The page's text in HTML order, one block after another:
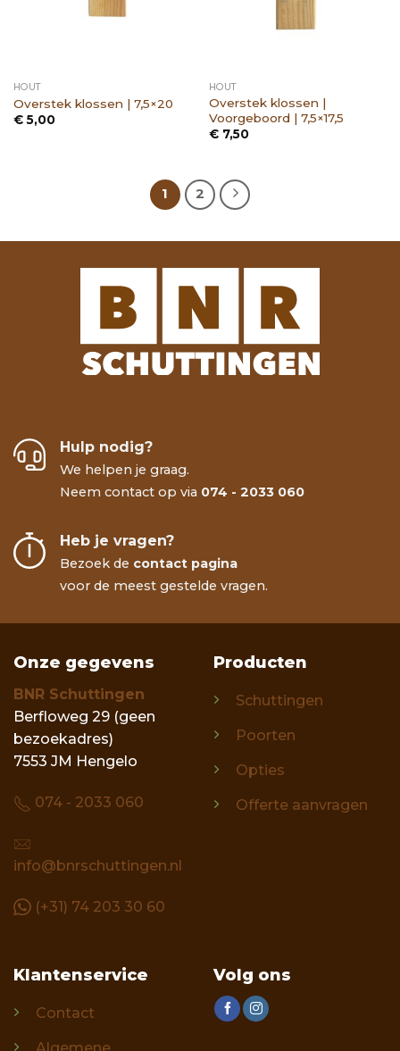
HOUT
Overstek klossen | 7,5×20
€5,00
HOUT
Overstek klossen |
Voorgeboord | 7,5×17,5
€7,50
1 2
Hulp nodig?
We helpen je graag.
Neem contact op via 074 - 2033 060
Heb je vragen?
Bezoek de contact pagina
voor de meest gestelde vragen.
Onze gegevens
BNR Schuttingen
Berfloweg 29 (geen
bezoekadres)
7553 JM Hengelo
074 - 2033 060
info@bnrschuttingen.nl
(+31) 74 203 30 60
Producten
Schuttingen
Poorten
Opties
Offerte aanvragen
Klantenservice
Contact
Volg ons